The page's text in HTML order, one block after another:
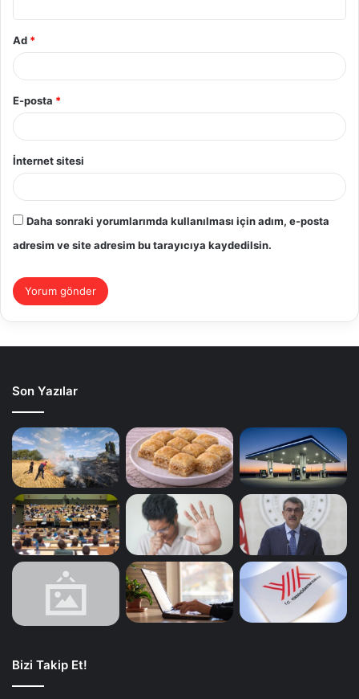
Ad *
E-posta *
İnternet sitesi
Daha sonraki yorumlarımda kullanılması için adım, e-posta
adresim ve site adresim bu tarayıcıya kaydedilsin.
Son Yazılar
Bizi Takip Et!